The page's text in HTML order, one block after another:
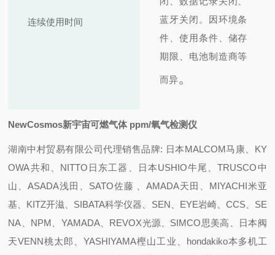
连续使用时间
蓝牙关闭。因环境条
件、使用条件、储存
期限、电池制造商等
而异。
NewCosmos新宇宙可燃气体 ppm/氧气检测仪
湖南中村贸易有限公司代理销售品牌: 日本MALCOM马康、KY
OWA共和、NITTO日东工器、日本USHIO牛尾、TRUSCO中
山、ASADA浅田、SATO佐藤 、AMADA天田、MIYACHI米亚
基、KITZ开滋、SIBATA科学仪器、SEN、EYE岩崎、CCS、SE
NA、NPM、YAMADA、REVOX光源、SIMCO思美高、日本阀
天VENN桃太郎、YASHIYAMA樫山工业、hondakiko本多机工